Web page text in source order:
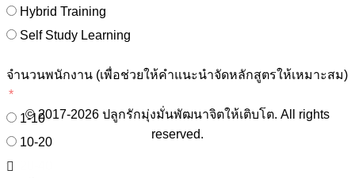
Hybrid Training
Self Study Learning
จำนวนพนักงาน (เพื่อช่วยให้คำแนะนำจัดหลักสูตรให้เหมาะสม)
1-10
10-20
© 2017-2026 ปลูกรักมุ่งมั่นพัฒนาจิตให้เติบโต. All rights
reserved.